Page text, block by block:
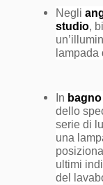
Negli
studio,
lampada
In bagno
dello
serie di
una
ultimi
del